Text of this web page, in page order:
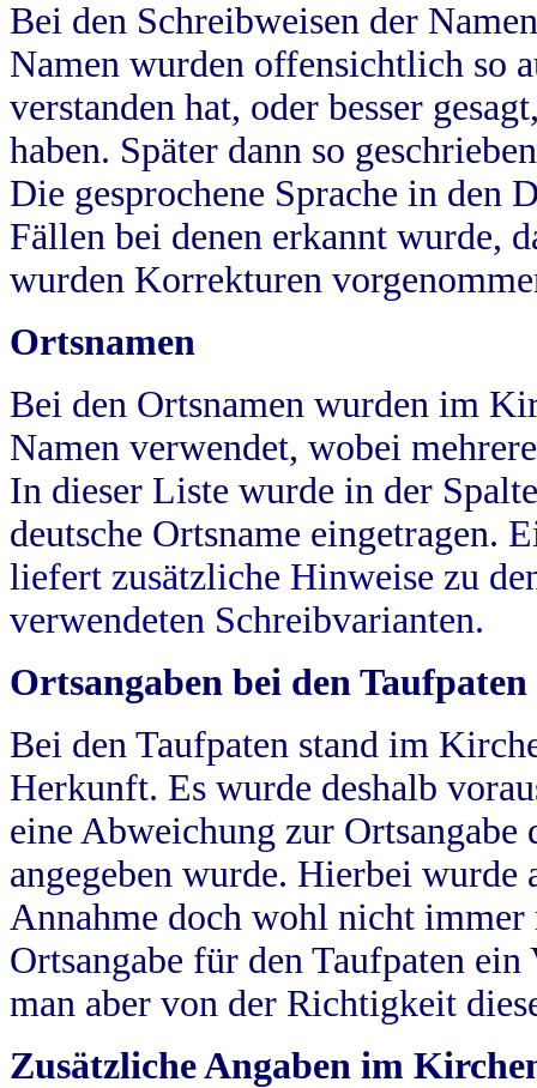
Bei den Schreibweisen der
Namen wurden offensichtlich so
verstanden hat, oder besser
haben. Später dann so
Die gesprochene Sprache in
Fällen bei denen erkannt wurde,
wurden Korrekturen
Ortsnamen
Bei den Ortsnamen wurden im
Namen verwendet, wobei
In dieser Liste wurde in der
deutsche Ortsname eingetragen.
liefert zusätzliche Hinweise zu
verwendeten Schreibvarianten.
Ortsangaben bei den Taufpaten
Bei den Taufpaten stand im
Herkunft. Es wurde deshalb
eine Abweichung zur
angegeben wurde. Hierbei wurde
Annahme doch wohl nicht
Ortsangabe für den Taufpaten
man aber von der Richtigkeit
Zusätzliche Angaben im